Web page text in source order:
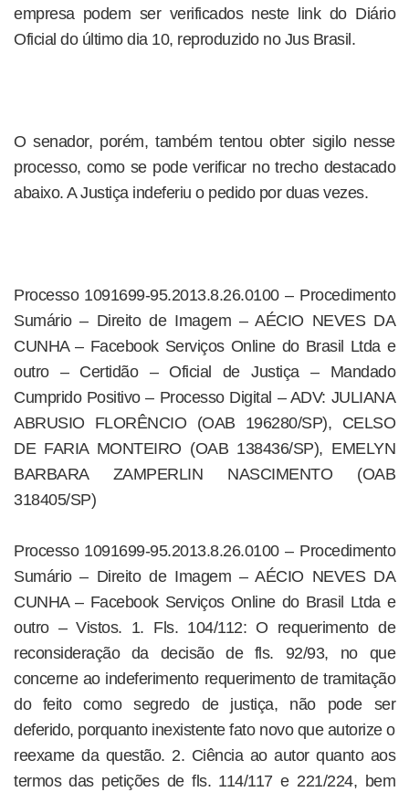
empresa podem ser verificados neste link do Diário
Oficial do último dia 10, reproduzido no Jus Brasil.
O senador, porém, também tentou obter sigilo nesse
processo, como se pode verificar no trecho destacado
abaixo. A Justiça indeferiu o pedido por duas vezes.
Processo 1091699-95.2013.8.26.0100 – Procedimento
Sumário – Direito de Imagem – AÉCIO NEVES DA
CUNHA – Facebook Serviços Online do Brasil Ltda e
outro – Certidão – Oficial de Justiça – Mandado
Cumprido Positivo – Processo Digital – ADV: JULIANA
ABRUSIO FLORÊNCIO (OAB 196280/SP), CELSO
DE FARIA MONTEIRO (OAB 138436/SP), EMELYN
BARBARA ZAMPERLIN NASCIMENTO (OAB
318405/SP)
Processo 1091699-95.2013.8.26.0100 – Procedimento
Sumário – Direito de Imagem – AÉCIO NEVES DA
CUNHA – Facebook Serviços Online do Brasil Ltda e
outro – Vistos. 1. Fls. 104/112: O requerimento de
reconsideração da decisão de fls. 92/93, no que
concerne ao indeferimento requerimento de tramitação
do feito como segredo de justiça, não pode ser
deferido, porquanto inexistente fato novo que autorize o
reexame da questão. 2. Ciência ao autor quanto aos
termos das petições de fls. 114/117 e 221/224, bem